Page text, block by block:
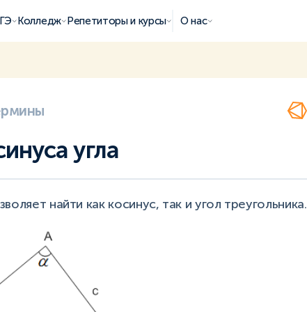
Колледж Репетиторы и курсы О нас
угла
найти как косинус, так и угол треугольника.